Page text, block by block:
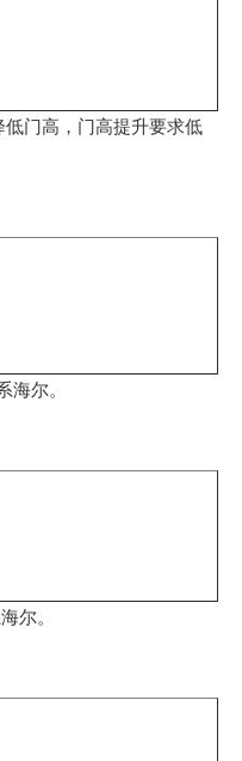
门高，门高提升要求低
海尔。
尔。